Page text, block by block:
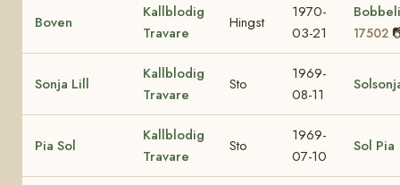
Boven
Kallblodig
Travare
Hingst
1970-
03-21
17502
Sonja Lill
Kallblodig
Travare
Sto
1969-
08-11
Pia Sol
Kallblodig
Travare
Sto
1969-
07-10
Sol Pia